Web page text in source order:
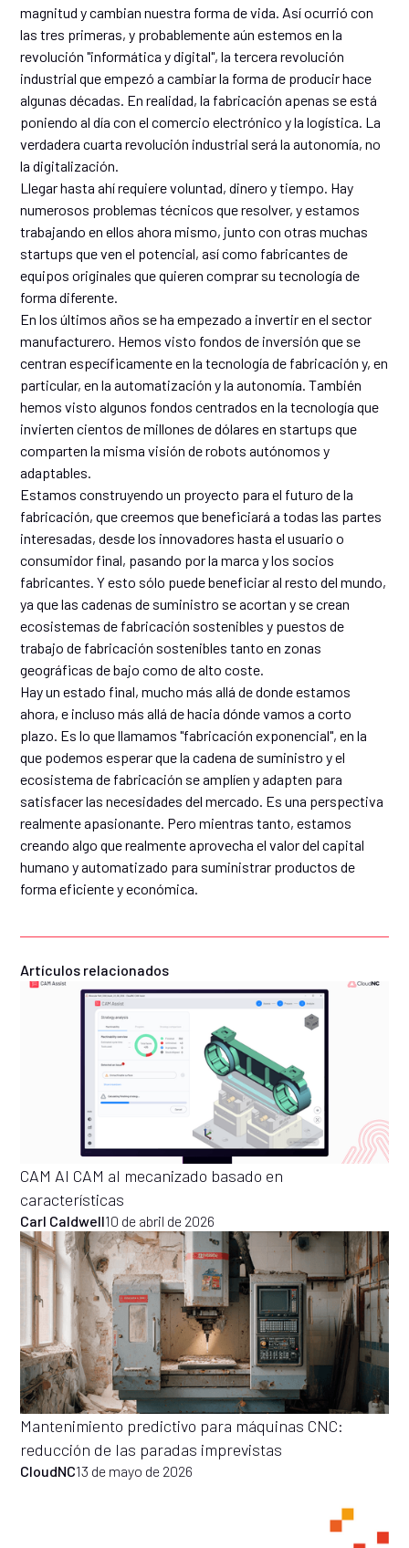
magnitud y cambian nuestra forma de vida. Así ocurrió con
las tres primeras, y probablemente aún estemos en la
revolución "informática y digital", la tercera revolución
industrial que empezó a cambiar la forma de producir hace
algunas décadas. En realidad, la fabricación apenas se está
poniendo al día con el comercio electrónico y la logística. La
verdadera cuarta revolución industrial será la autonomía, no
la digitalización.
Llegar hasta ahí requiere voluntad, dinero y tiempo. Hay
numerosos problemas técnicos que resolver, y estamos
trabajando en ellos ahora mismo, junto con otras muchas
startups que ven el potencial, así como fabricantes de
equipos originales que quieren comprar su tecnología de
forma diferente.
En los últimos años se ha empezado a invertir en el sector
manufacturero. Hemos visto fondos de inversión que se
centran específicamente en la tecnología de fabricación y, en
particular, en la automatización y la autonomía. También
hemos visto algunos fondos centrados en la tecnología que
invierten cientos de millones de dólares en startups que
comparten la misma visión de robots autónomos y
adaptables.
Estamos construyendo un proyecto para el futuro de la
fabricación, que creemos que beneficiará a todas las partes
interesadas, desde los innovadores hasta el usuario o
consumidor final, pasando por la marca y los socios
fabricantes. Y esto sólo puede beneficiar al resto del mundo,
ya que las cadenas de suministro se acortan y se crean
ecosistemas de fabricación sostenibles y puestos de
trabajo de fabricación sostenibles tanto en zonas
geográficas de bajo como de alto coste.
Hay un estado final, mucho más allá de donde estamos
ahora, e incluso más allá de hacia dónde vamos a corto
plazo. Es lo que llamamos "fabricación exponencial", en la
que podemos esperar que la cadena de suministro y el
ecosistema de fabricación se amplíen y adapten para
satisfacer las necesidades del mercado. Es una perspectiva
realmente apasionante. Pero mientras tanto, estamos
creando algo que realmente aprovecha el valor del capital
humano y automatizado para suministrar productos de
forma eficiente y económica.
Artículos relacionados
CAM AI CAM al mecanizado basado en
características
Carl Caldwell10 de abril de 2026
Mantenimiento predictivo para máquinas CNC:
reducción de las paradas imprevistas
CloudNC13 de mayo de 2026